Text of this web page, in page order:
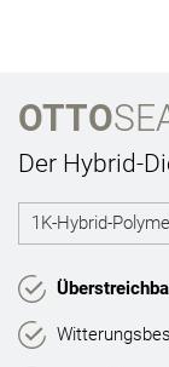
OTTO
Der Hybrid-
1K-Hybrid-